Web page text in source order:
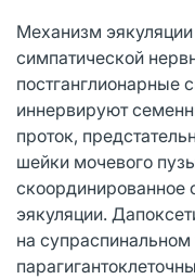
Механизм
симпатической
постганглионарные
иннервируют
проток,
шейки мочевого
скоординированное
эякуляции.
на